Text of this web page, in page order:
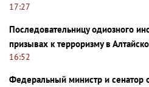
17:27
Последовательницу одиозного
призывах к терроризму в
16:52
Федеральный министр и сенатор